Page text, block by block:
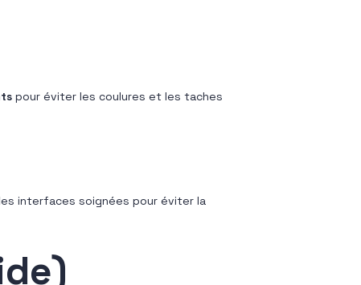
pour éviter les coulures et les taches
interfaces soignées pour éviter la